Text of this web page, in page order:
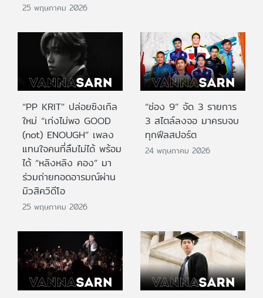
25 พฤษภาคม 2026
“PP KRIT” ปล่อยซิงเกิล
ใหม่ “เก่งไม่พอ GOOD
(not) ENOUGH” เพลง
แทนใจคนที่ลืมไม่ได้ พร้อม
ได้ “หลิงหลิง คอง” มา
ร่วมถ่ายทอดอารมณ์ผ่าน
มิวสิควิดีโอ
25 พฤษภาคม 2026
“ช่อง 9” จัด 3 รายการ
3 สไตล์ลงจอ มาครบจบ
ทุกฟีลสปอร์ต
24 พฤษภาคม 2026